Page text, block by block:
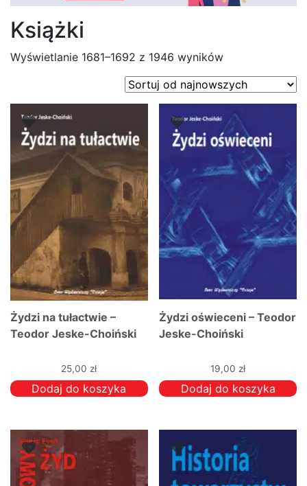
Książki
Wyświetlanie 1681–1692 z 1946 wynikówPosortowane
według
najnowszych
Żydzi na tułactwie –
Teodor Jeske-Choiński
25,00 zł
Dodaj do koszyka
Żydzi oświeceni – Teodor
Jeske-Choiński
19,00 zł
Dodaj do koszyka